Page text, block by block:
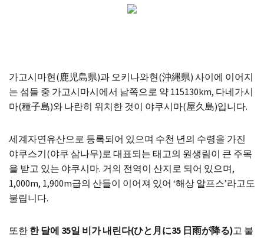
가고시마현(鹿児島県)과 오키나와현(沖縄県) 사이에 이어지
는 섬들 중 가고시마시에서 남쪽으로 약 115130km, 다네가시
마(種子島)와 나란히 위치한 것이 야쿠시마(屋久島)입니다.
세계자연유산으로 등록되어 있으며 수천 년의 수령을 가진
야쿠스기(야쿠 삼나무)로 대표되는 태고의 원생림이 큰 주목
을 받고 있는 야쿠시마. 거의 전역이 산지로 되어 있으며,
1,000m, 1,900m급의 산들이 이어져 있어 ‘해상 알프스’라고도
불립니다.
또한한 달에 35일 비가 내린다(ひと月に35 日雨が降る)고 불